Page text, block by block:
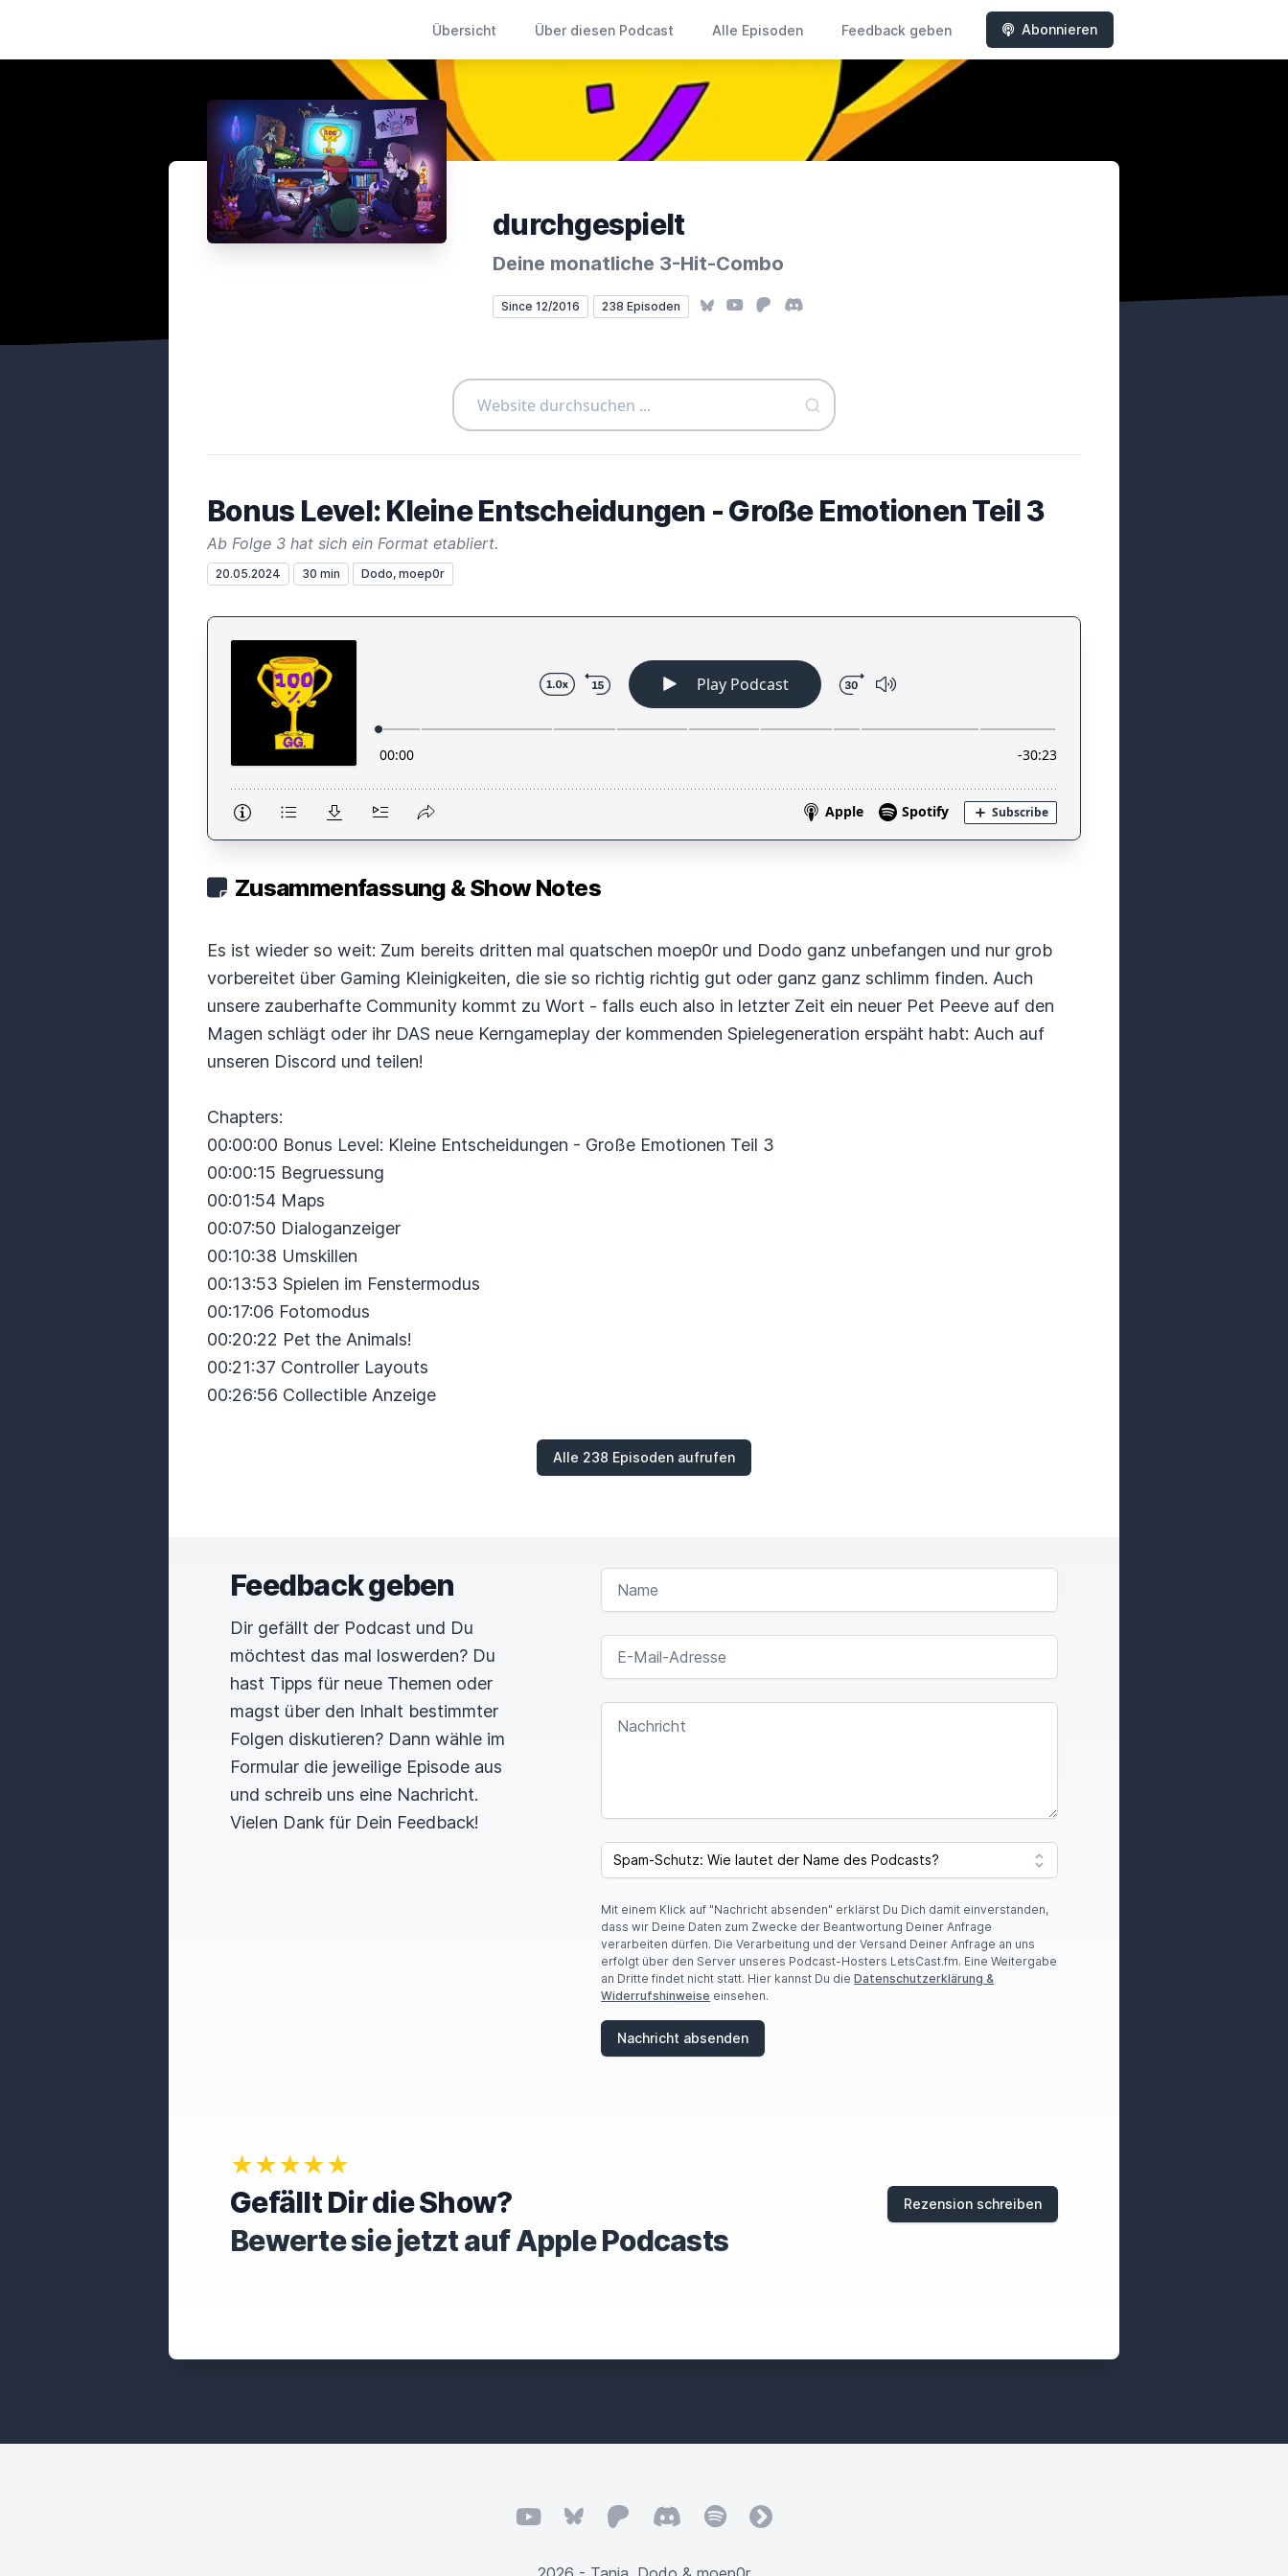
Übersicht Über diesen Podcast Alle Episoden Feedback geben Abonnieren
durchgespielt
Deine monatliche 3-Hit-Combo
Since 12/2016 238 Episoden BlueskyYouTube
PatreonDiscord
Bonus Level: Kleine Entscheidungen - Große Emotionen Teil 3
Ab Folge 3 hat sich ein Format etabliert.
20.05.2024 30 min Dodo, moep0r
Zusammenfassung & Show Notes
Es ist wieder so weit: Zum bereits dritten mal quatschen moep0r und Dodo ganz unbefangen und nur grob
vorbereitet über Gaming Kleinigkeiten, die sie so richtig richtig gut oder ganz ganz schlimm finden. Auch
unsere zauberhafte Community kommt zu Wort - falls euch also in letzter Zeit ein neuer Pet Peeve auf den
Magen schlägt oder ihr DAS neue Kerngameplay der kommenden Spielegeneration erspäht habt: Auch auf
unseren Discord und teilen!
Chapters:
00:00:00 Bonus Level: Kleine Entscheidungen - Große Emotionen Teil 3
00:00:15 Begruessung
00:01:54 Maps
00:07:50 Dialoganzeiger
00:10:38 Umskillen
00:13:53 Spielen im Fenstermodus
00:17:06 Fotomodus
00:20:22 Pet the Animals!
00:21:37 Controller Layouts
00:26:56 Collectible Anzeige
Alle 238 Episoden aufrufen
Feedback geben
Dir gefällt der Podcast und Du
möchtest das mal loswerden? Du
hast Tipps für neue Themen oder
magst über den Inhalt bestimmter
Folgen diskutieren? Dann wähle im
Formular die jeweilige Episode aus
und schreib uns eine Nachricht.
Vielen Dank für Dein Feedback!
NAME
E-MAIL-ADRESSE
NACHRICHT
SPAM CAPTCHA
Mit einem Klick auf "Nachricht absenden" erklärst Du Dich damit einverstanden,
dass wir Deine Daten zum Zwecke der Beantwortung Deiner Anfrage
verarbeiten dürfen. Die Verarbeitung und der Versand Deiner Anfrage an uns
erfolgt über den Server unseres Podcast-Hosters LetsCast.fm. Eine Weitergabe
an Dritte findet nicht statt. Hier kannst Du dieDatenschutzerklärung &
Widerrufshinweise einsehen.
Nachricht absenden
★★★★★
Gefällt Dir die Show?
Bewerte sie jetzt auf Apple Podcasts
Rezension schreiben
YouTubeBlueskyPatreonDiscordSpotifyfyyd